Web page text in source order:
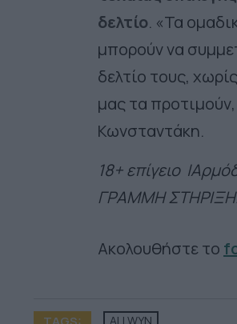
δελτίο. «Τα
μπορούν να
δελτίο τους,
μας τα
Κωνσταντάκη.
18+ επίγειο
ΓΡΑΜΜΗ
Ακολουθήστε το
ALLWYN